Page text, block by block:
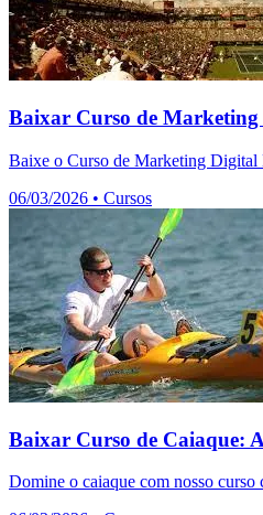
Baixar Curso de Marketing
Baixe o Curso de Marketing Digital
06/03/2026 • Cursos
Baixar Curso de Caiaque:
Domine o caiaque com nosso curso